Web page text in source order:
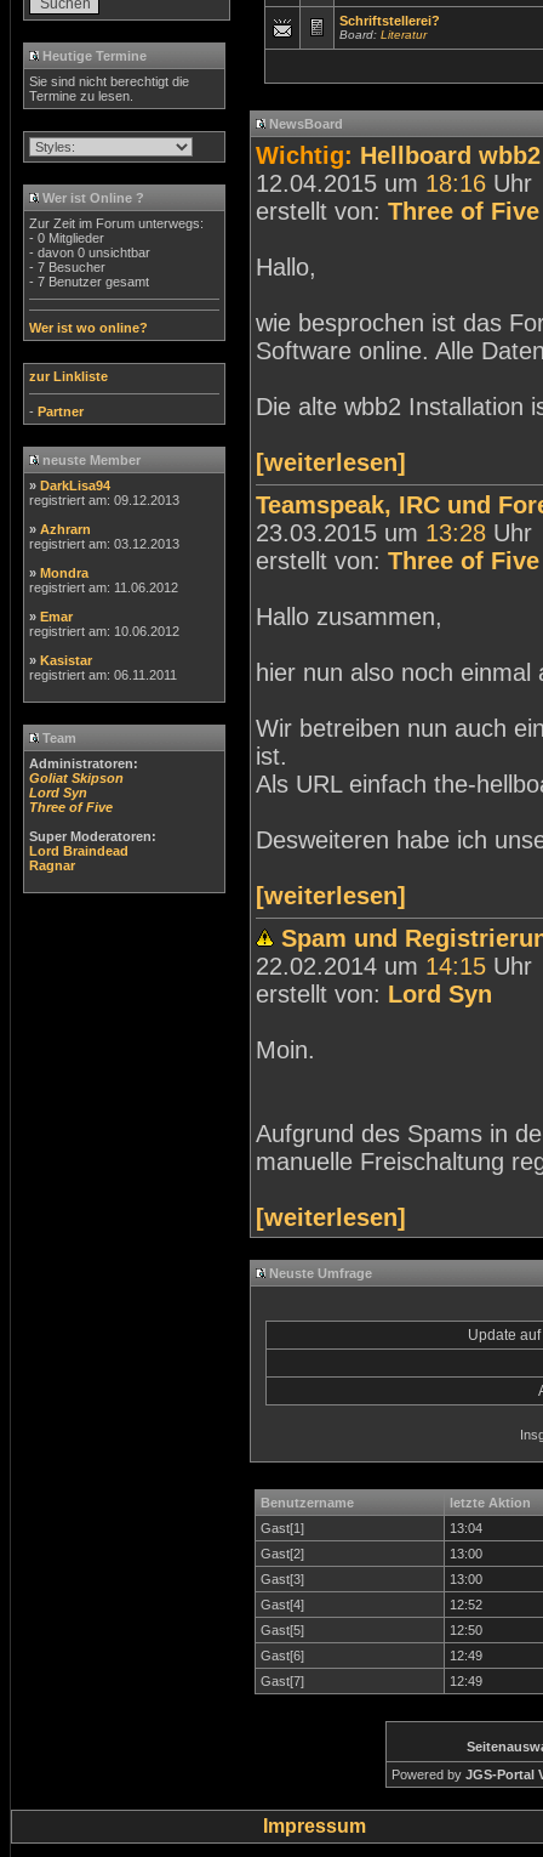
Heutige Termine
Sie sind nicht berechtigt die
Termine zu lesen.
Wer ist Online ?
Zur Zeit im Forum unterwegs:
- 0 Mitglieder
- davon 0 unsichtbar
- 7 Besucher
- 7 Benutzer gesamt
Wer ist wo online?
zur Linkliste
- Partner
neuste Member
» DarkLisa94
registriert am: 09.12.2013
» Azhrarn
registriert am: 03.12.2013
» Mondra
registriert am: 11.06.2012
» Emar
registriert am: 10.06.2012
» Kasistar
registriert am: 06.11.2011
Team
Administratoren:
Goliat Skipson
Lord Syn
Three of Five
Super Moderatoren:
Lord Braindead
Ragnar
Schriftstellerei?
Board: Literatur
NewsBoard
Wichtig: Hellboard
12.04.2015 um 18:16 Uhr
erstellt von: Three of Five
Hallo,
wie besprochen ist das
Software online. Alle
Die alte wbb2 Installation
[weiterlesen]
Teamspeak, IRC und
23.03.2015 um 13:28 Uhr
erstellt von: Three of Five
Hallo zusammen,
hier nun also noch einmal
Wir betreiben nun auch
ist.
Als URL einfach the-
Desweiteren habe ich
[weiterlesen]
Spam und
22.02.2014 um 14:15 Uhr
erstellt von: Lord Syn
Moin.
Aufgrund des Spams in
manuelle Freischaltung
[weiterlesen]
Neuste Umfrage
Update
Benutzername
letzte Aktion
Gast[1]
13:04
Gast[2]
13:00
Gast[3]
13:00
Gast[4]
12:52
Gast[5]
12:50
Gast[6]
12:49
Gast[7]
12:49
Powered by JGS-Portal
Impressum